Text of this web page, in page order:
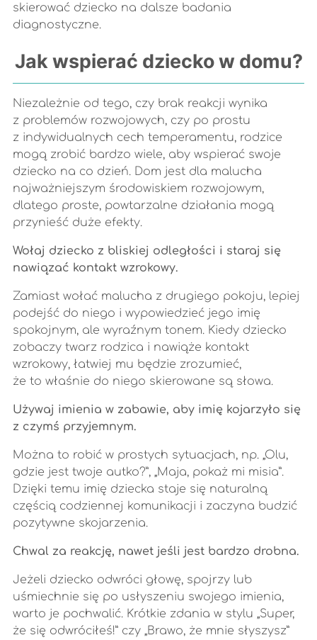
skierować dziecko na dalsze badania
diagnostyczne.
Jak wspierać dziecko w domu?
Niezależnie od tego, czy brak reakcji wynika
z problemów rozwojowych, czy po prostu
z indywidualnych cech temperamentu, rodzice
mogą zrobić bardzo wiele, aby wspierać swoje
dziecko na co dzień. Dom jest dla malucha
najważniejszym środowiskiem rozwojowym,
dlatego proste, powtarzalne działania mogą
przynieść duże efekty.
Wołaj dziecko z bliskiej odległości i staraj się
nawiązać kontakt wzrokowy.
Zamiast wołać malucha z drugiego pokoju, lepiej
podejść do niego i wypowiedzieć jego imię
spokojnym, ale wyraźnym tonem. Kiedy dziecko
zobaczy twarz rodzica i nawiąże kontakt
wzrokowy, łatwiej mu będzie zrozumieć,
że to właśnie do niego skierowane są słowa.
Używaj imienia w zabawie, aby imię kojarzyło się
z czymś przyjemnym.
Można to robić w prostych sytuacjach, np. „Olu,
gdzie jest twoje autko?”, „Maja, pokaż mi misia”.
Dzięki temu imię dziecka staje się naturalną
częścią codziennej komunikacji i zaczyna budzić
pozytywne skojarzenia.
Chwal za reakcję, nawet jeśli jest bardzo drobna.
Jeżeli dziecko odwróci głowę, spojrzy lub
uśmiechnie się po usłyszeniu swojego imienia,
warto je pochwalić. Krótkie zdania w stylu „Super,
że się odwróciłeś!” czy „Brawo, że mnie słyszysz”